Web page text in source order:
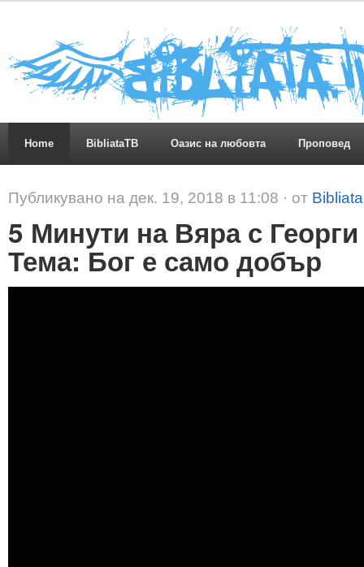
Home BibliataTB Оазис на любовта Проповед
Публикувано на дек. 19, 2018 в 11:08 · от
5 Минути на Вяра с
Тема: Бог е само добър